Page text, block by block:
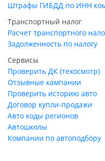
Штрафы ГИБДД по ИНН
Транспортный налог
Расчет транспортного
Задолженность по налогу
Сервисы
Проверить ДК (техосмотр)
Отзывные кампании
Проверить историю авто
Договор купли-продажи
Авто коды регионов
Автошколы
Компании по автоподбору